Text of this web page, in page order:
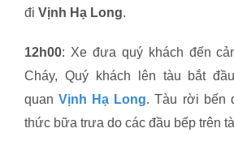
đi Vịnh Hạ Long.
12h00: Xe đưa quý khách đến
Cháy, Quý khách lên tàu bắt
quanVịnh Hạ Long. Tàu rời bến
thức bữa trưa do các đầu bếp trên